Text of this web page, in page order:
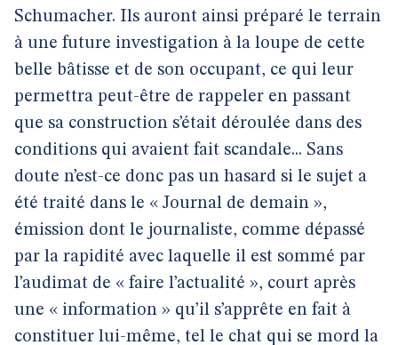
Schumacher. Ils auront ainsi préparé le terrain
à une future investigation à la loupe de cette
belle bâtisse et de son occupant, ce qui leur
permettra peut-être de rappeler en passant
que sa construction s’était déroulée dans des
conditions qui avaient fait scandale... Sans
doute n’est-ce donc pas un hasard si le sujet a
été traité dans le « Journal de demain »,
émission dont le journaliste, comme dépassé
par la rapidité avec laquelle il est sommé par
l’audimat de « faire l’actualité », court après
une « information » qu’il s’apprête en fait à
constituer lui-même, tel le chat qui se mord la